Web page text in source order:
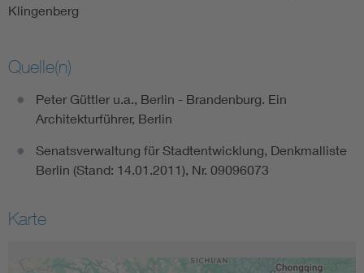
Klingenberg
Quelle(n)
Peter Güttler u.a., Berlin - Brandenburg. Ein
Architekturführer, Berlin
Senatsverwaltung für Stadtentwicklung, Denkmalliste
Berlin (Stand: 14.01.2011), Nr. 09096073
Karte